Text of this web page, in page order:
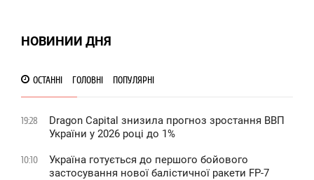
НОВИНИИ ДНЯ
ОСТАННІ ГОЛОВНІ ПОПУЛЯРНІ
19:28
Dragon Capital знизила прогноз зростання ВВП
України у 2026 році до 1%
10:10
Україна готується до першого бойового
застосування нової балістичної ракети FP-7